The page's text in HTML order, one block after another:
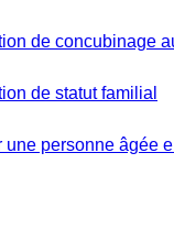
de concubinage
de statut familial
personne âgée